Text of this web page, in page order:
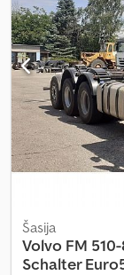
Youtubu najdete
LKW Lastbil
Šasija
Volvo FM
Schalter